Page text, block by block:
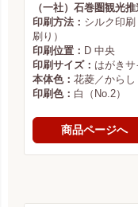
印刷方法： シルク印刷
刷り）
印刷位置： D 中央
印刷サイズ： はがきサ
本体色： 花菱／からし
印刷色： 白（No.2）
商品ページへ